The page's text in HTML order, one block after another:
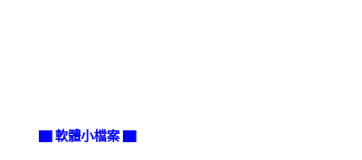
▇ 軟體小檔案 ▇